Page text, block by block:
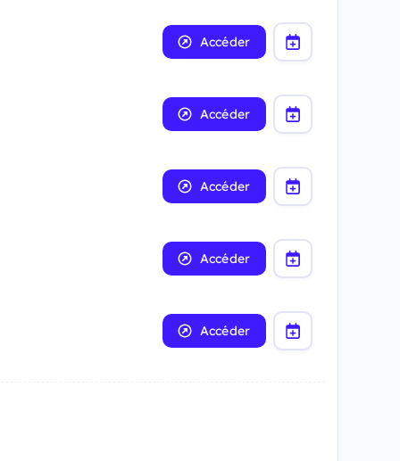
Accéder
Accéder
Accéder
Accéder
Accéder